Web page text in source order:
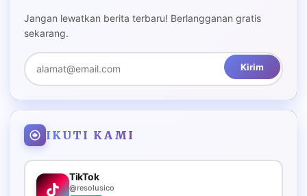
Jangan lewatkan berita terbaru! Berlangganan gratis
sekarang.
Kirim
IKUTI KAMI
TikTok
@resolusico